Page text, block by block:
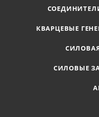
КВАРЦЕВЫЕ
СИЛОВЫЕ